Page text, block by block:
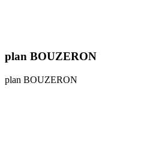
plan BOUZERON
plan BOUZERON